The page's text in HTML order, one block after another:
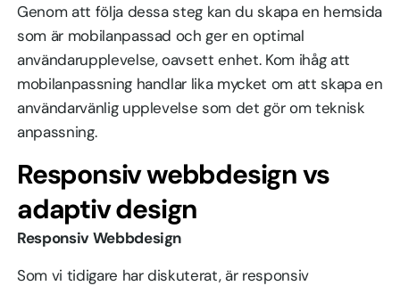
Genom att följa dessa steg kan du skapa en hemsida
som är mobilanpassad och ger en optimal
användarupplevelse, oavsett enhet. Kom ihåg att
mobilanpassning handlar lika mycket om att skapa en
användarvänlig upplevelse som det gör om teknisk
anpassning.
Responsiv webbdesign vs
adaptiv design
Responsiv Webbdesign
Som vi tidigare har diskuterat, är responsiv